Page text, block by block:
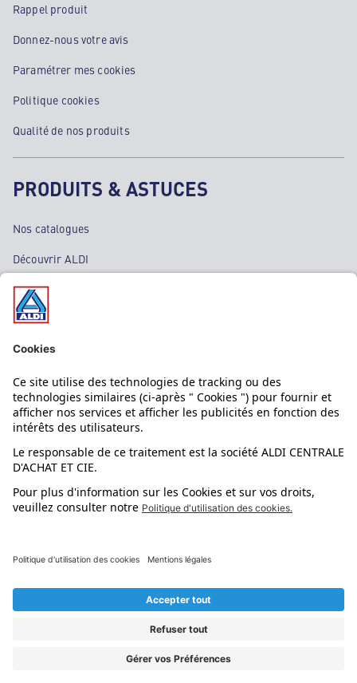
Rappel produit
Donnez-nous votre avis
Paramétrer mes cookies
Politique cookies
Qualité de nos produits
PRODUITS & ASTUCES
Nos catalogues
Découvrir ALDI
Nos bons plans
Nos rayons
Nos marques
Nos astuces
Évènements
L'application mobile